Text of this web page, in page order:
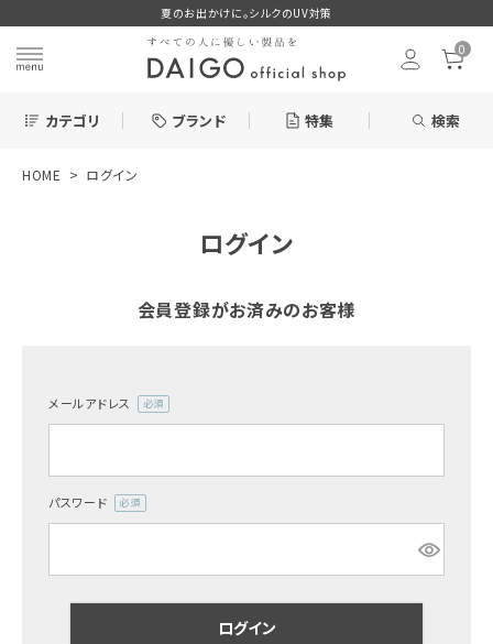
夏のお出かけに。シルクのUV対策
0
カテゴリ ブランド 特集 検索
新着＆再入荷商品
ギフトを探す
ブランドから探す
HOME ログイン
ログイン
会員登録がお済みのお客様
メールアドレス
(必
パスワード
(必
ログイン